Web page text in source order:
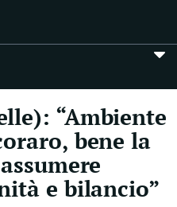
“Ambiente
bene la
e bilancio”